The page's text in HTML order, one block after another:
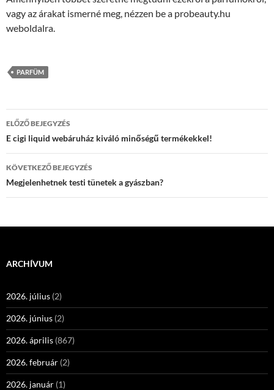
vagy az árakat ismerné meg, nézzen be a probeauty.hu
weboldalra.
PARFÜM
Bejegyzések
navigációja
ELŐZŐ BEJEGYZÉS
E cigi liquid webáruház kiváló minőségű termékekkel!
KÖVETKEZŐ BEJEGYZÉS
Megjelenhetnek testi tünetek a gyászban?
ARCHÍVUM
2026. július (2)
2026. június (2)
2026. április (867)
2026. február (2)
2026. január (1)